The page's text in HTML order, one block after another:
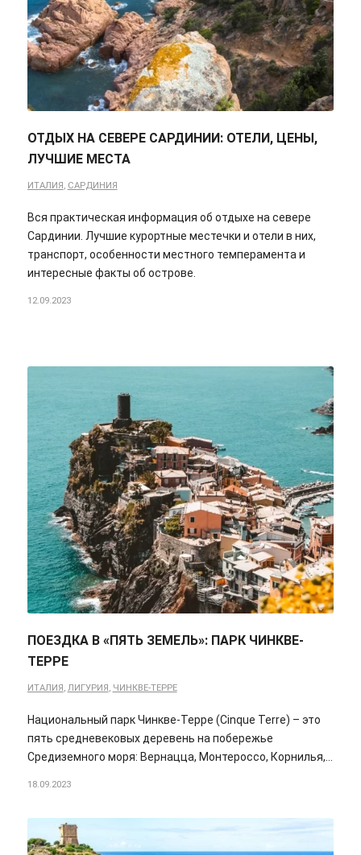
ОТДЫХ НА СЕВЕРЕ САРДИНИИ: ОТЕЛИ, ЦЕНЫ,
ЛУЧШИЕ МЕСТА
ИТАЛИЯ, САРДИНИЯ
Вся практическая информация об отдыхе на севере
Сардинии. Лучшие курортные местечки и отели в них,
транспорт, особенности местного темперамента и
интересные факты об острове.
12.09.2023
ПОЕЗДКА В «ПЯТЬ ЗЕМЕЛЬ»: ПАРК ЧИНКВЕ-
ТЕРРЕ
ИТАЛИЯ , ЛИГУРИЯ , ЧИНКВЕ-ТЕРРЕ
Национальный парк Чинкве-Терре (Cinque Terre) – это
пять средневековых деревень на побережье
Средиземного моря: Вернацца, Монтероссо, Корнилья,…
18.09.2023